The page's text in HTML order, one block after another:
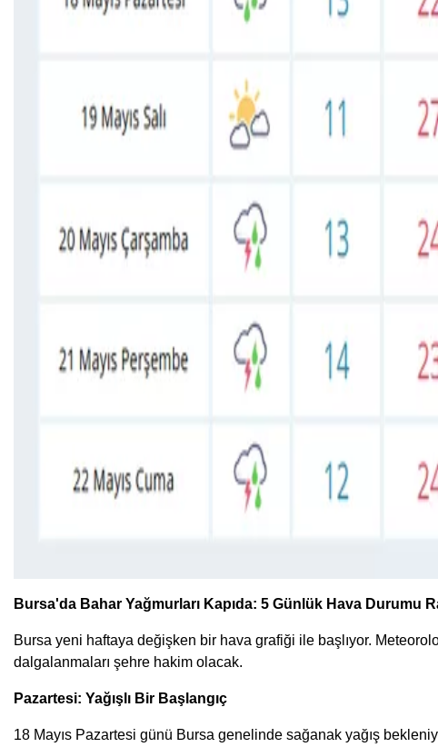
Bursa'da Bahar Yağmurları Kapıda: 5 Günlük Hava Durumu
Bursa yeni haftaya değişken bir hava grafiği ile başlıyor.
dalgalanmaları şehre hakim olacak.
Pazartesi: Yağışlı Bir Başlangıç
18 Mayıs Pazartesi günü Bursa genelinde sağanak yağış